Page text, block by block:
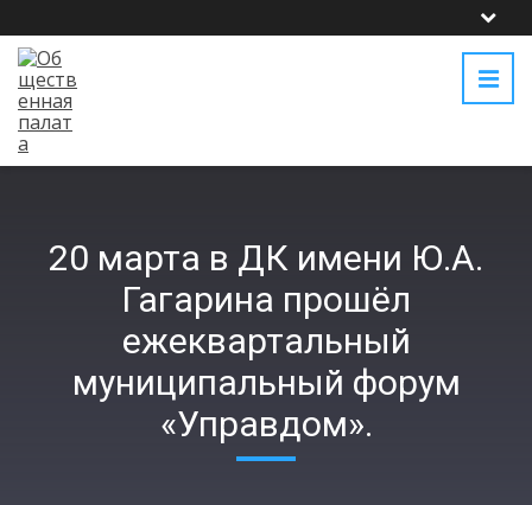
20 марта в ДК имени Ю.А.
Гагарина прошёл
ежеквартальный
муниципальный форум
«Управдом».